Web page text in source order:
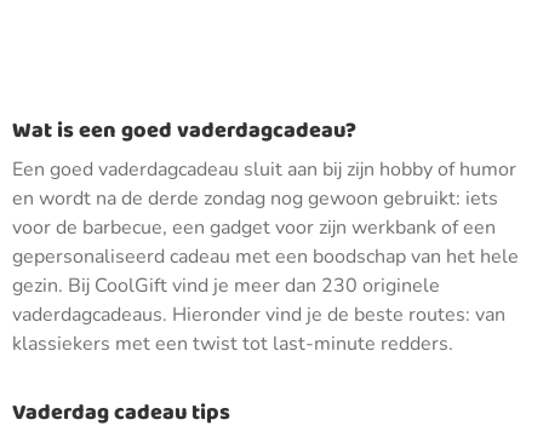
Wat is een goed vaderdagcadeau?
Een goed vaderdagcadeau sluit aan bij zijn hobby of humor
en wordt na de derde zondag nog gewoon gebruikt: iets
voor de barbecue, een gadget voor zijn werkbank of een
gepersonaliseerd cadeau met een boodschap van het hele
gezin. Bij CoolGift vind je meer dan 230 originele
vaderdagcadeaus. Hieronder vind je de beste routes: van
klassiekers met een twist tot last-minute redders.
Vaderdag cadeau tips